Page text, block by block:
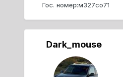
Гос. номер:м327со71
Dark_mouse